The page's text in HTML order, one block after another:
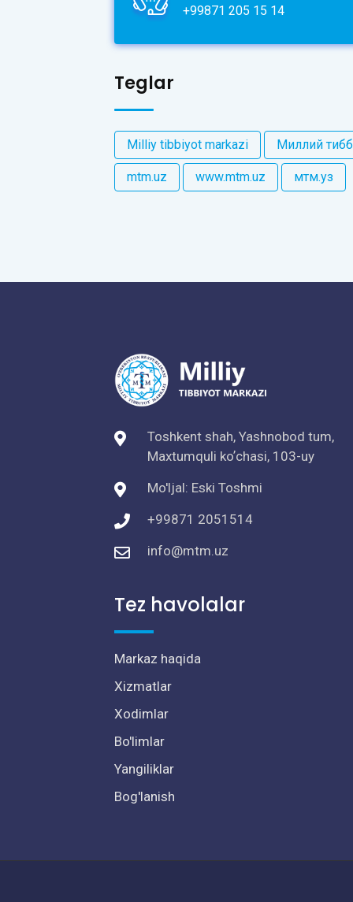
+99871 205 15 14
Teglar
Milliy tibbiyot markazi Миллий
mtm.uz www.mtm.uz мтм.уз
Toshkent shah, Yashnobod tum,
Maxtumquli koʼchasi, 103-uy
Mo'ljal: Eski Toshmi
+99871 2051514
info@mtm.uz
Tez havolalar
Markaz haqida
Xizmatlar
Xodimlar
Bo'limlar
Yangiliklar
Bog'lanish